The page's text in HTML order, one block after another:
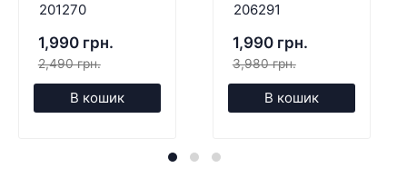
201270
1,990 грн.
2,490 грн.
В кошик
206291
1,990 грн.
3,980 грн.
В кошик